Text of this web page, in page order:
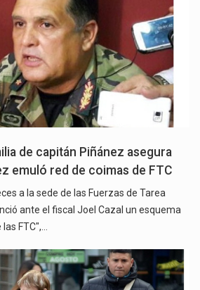
de capitán Piñánez asegura
emuló red de coimas de FTC
a la sede de las Fuerzas de Tarea
ante el fiscal Joel Cazal un esquema
FTC",…